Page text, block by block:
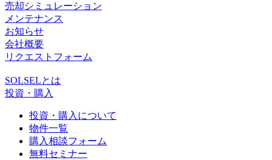
売却シミュレーション
メンテナンス
お知らせ
会社概要
リクエストフォーム
SOLSELとは
投資・購入
投資・購入について
物件一覧
購入相談フォーム
無料セミナー